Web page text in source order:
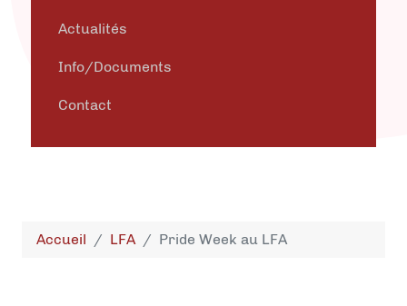
Actualités
Info/Documents
Contact
Accueil LFA Pride Week au LFA